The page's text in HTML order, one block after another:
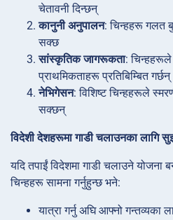
चेतावनी दिन्छन्
कानुनी अनुपालन: चिन्हहरू गलत
सक्छ
सांस्कृतिक जागरूकता: चिन्हहरूले
प्राथमिकताहरू प्रतिबिम्बित गर्छन्
नेभिगेसन: विशिष्ट चिन्हहरूले
सक्छन्
विदेशी देशहरूमा गाडी चलाउनका लागि
यदि तपाईं विदेशमा गाडी चलाउने योजना
चिन्हहरू सामना गर्नुहुन्छ भने:
यात्रा गर्नु अघि आफ्नो गन्तव्यका